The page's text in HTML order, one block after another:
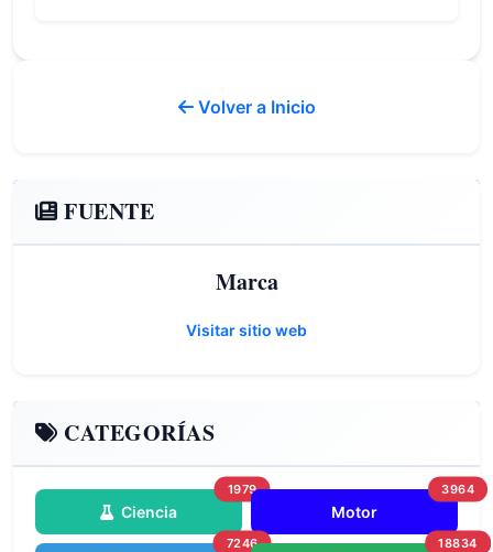
Volver a Inicio
FUENTE
Marca
Visitar sitio web
CATEGORÍAS
Ciencia
1979
Motor
3964
7246 18834